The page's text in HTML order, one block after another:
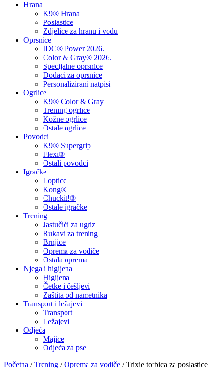
Hrana
K9® Hrana
Poslastice
Zdjelice za hranu i vodu
Oprsnice
IDC® Power 2026.
Color & Gray® 2026.
Specijalne oprsnice
Dodaci za oprsnice
Personalizirani natpisi
Ogrlice
K9® Color & Gray
Trening ogrlice
Kožne ogrlice
Ostale ogrlice
Povodci
K9® Supergrip
Flexi®
Ostali povodci
Igračke
Loptice
Kong®
Chuckit!®
Ostale igračke
Trening
Jastučići za ugriz
Rukavi za trening
Brnjice
Oprema za vodiče
Ostala oprema
Njega i higijena
Higijena
Četke i češljevi
Zaštita od nametnika
Transport i ležajevi
Transport
Ležajevi
Odjeća
Majice
Odjeća za pse
Početna /Trening /Oprema za vodiče / Trixie torbica za poslastice